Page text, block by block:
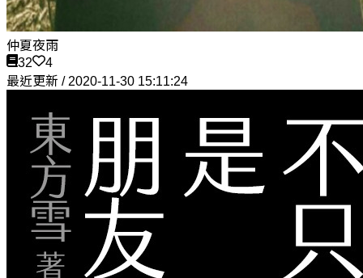
仲夏夜雨
32
4
最近更新 / 2020-11-30 15:11:24